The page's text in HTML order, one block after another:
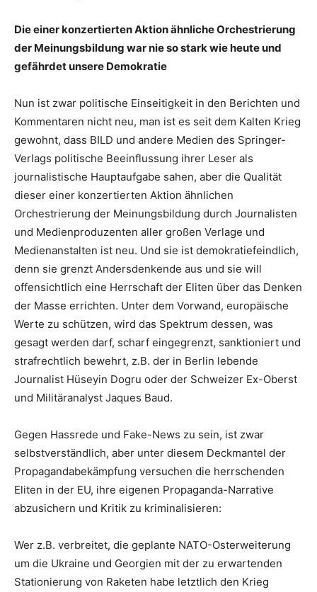
Die einer konzertierten Aktion ähnliche Orchestrierung
der Meinungsbildung war nie so stark wie heute und
gefährdet unsere Demokratie
Nun ist zwar politische Einseitigkeit in den Berichten und
Kommentaren nicht neu, man ist es seit dem Kalten Krieg
gewohnt, dass BILD und andere Medien des Springer-
Verlags politische Beeinflussung ihrer Leser als
journalistische Hauptaufgabe sahen, aber die Qualität
dieser einer konzertierten Aktion ähnlichen
Orchestrierung der Meinungsbildung durch Journalisten
und Medienproduzenten aller großen Verlage und
Medienanstalten ist neu. Und sie ist demokratiefeindlich,
denn sie grenzt Andersdenkende aus und sie will
offensichtlich eine Herrschaft der Eliten über das Denken
der Masse errichten. Unter dem Vorwand, europäische
Werte zu schützen, wird das Spektrum dessen, was
gesagt werden darf, scharf eingegrenzt, sanktioniert und
strafrechtlich bewehrt, z.B. der in Berlin lebende
Journalist Hüseyin Dogru oder der Schweizer Ex-Oberst
und Militäranalyst Jaques Baud.
Gegen Hassrede und Fake-News zu sein, ist zwar
selbstverständlich, aber unter diesem Deckmantel der
Propagandabekämpfung versuchen die herrschenden
Eliten in der EU, ihre eigenen Propaganda-Narrative
abzusichern und Kritik zu kriminalisieren:
Wer z.B. verbreitet, die geplante NATO-Osterweiterung
um die Ukraine und Georgien mit der zu erwartenden
Stationierung von Raketen habe letztlich den Krieg